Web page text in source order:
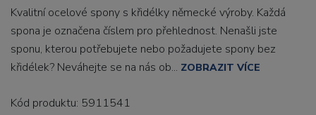
Kvalitní ocelové spony s křidélky německé výroby. Každá
spona je označena číslem pro přehlednost. Nenašli jste
sponu, kterou potřebujete nebo požadujete spony bez
křidélek? Neváhejte se na nás ob... ZOBRAZIT VÍCE
Kód produktu: 5911541